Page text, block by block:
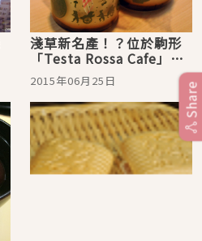
淺草新名產！？位於駒形
「Testa Rossa Cafe」的
淺草絲綢布丁／東京自由
行
2015年06月25日 Share